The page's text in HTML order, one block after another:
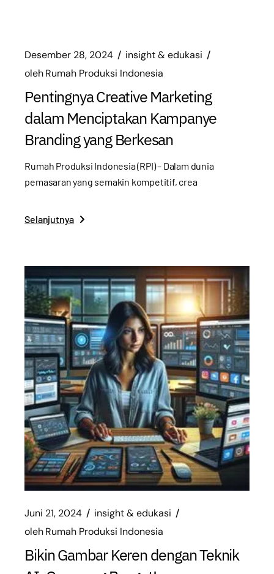
Desember 28, 2024
insight & edukasi
olehRumah Produksi Indonesia
Pentingnya Creative Marketing
dalam Menciptakan Kampanye
Branding yang Berkesan
Rumah Produksi Indonesia (RPI) – Dalam dunia
pemasaran yang semakin kompetitif, crea
Selanjutnya
Juni 21, 2024
insight & edukasi
olehRumah Produksi Indonesia
Bikin Gambar Keren dengan Teknik